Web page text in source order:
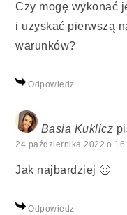
Czy mogę wykonać
i uzyskać pierwszą
warunków?
Odpowiedz
Basia Kuklicz
24 października 2022 o
Jak najbardziej 🙂
Odpowiedz